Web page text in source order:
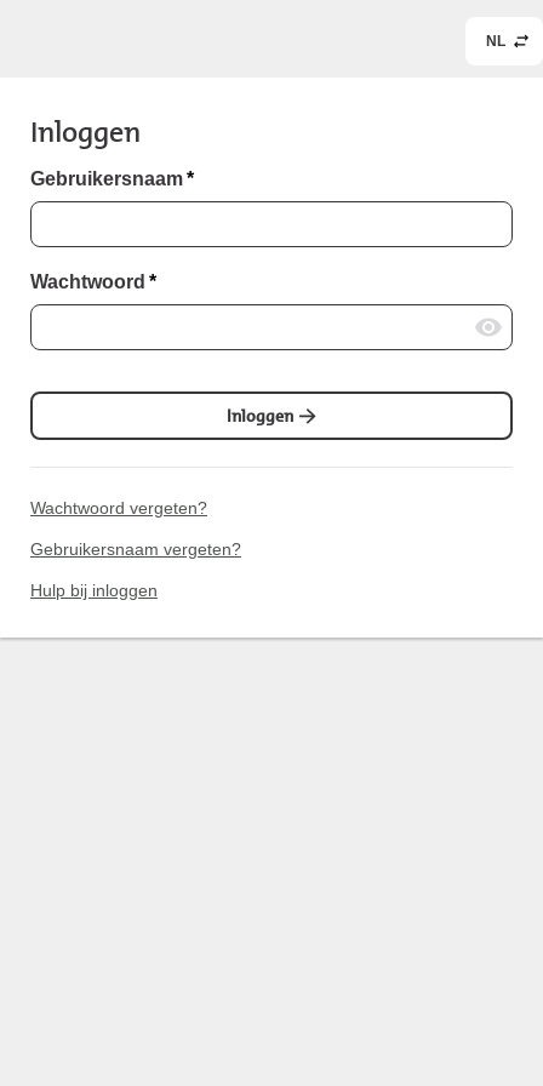
NL
Inloggen
Gebruikersnaam*
Wachtwoord *
Inloggen
Wachtwoord vergeten?
Gebruikersnaam vergeten?
Hulp bij inloggen